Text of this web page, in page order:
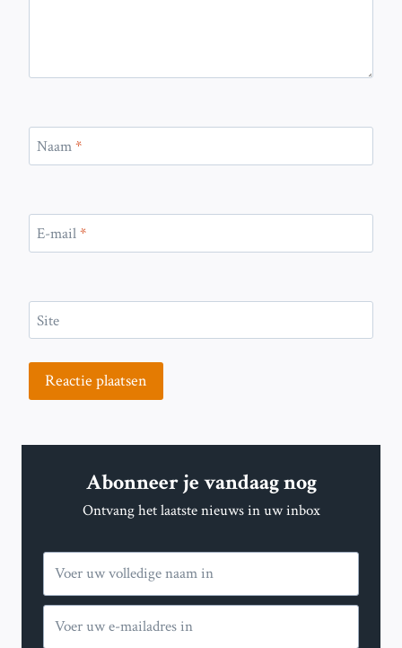
Naam*
E-mail*
Site
Abonneer je vandaag nog
Ontvang het laatste nieuws in uw inbox